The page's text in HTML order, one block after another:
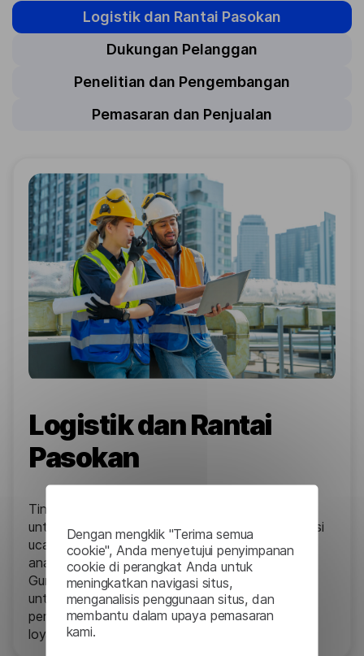
Dengan mengklik "Terima semua
cookie", Anda menyetujui penyimpanan
cookie di perangkat Anda untuk
meningkatkan navigasi situs,
menganalisis penggunaan situs, dan
membantu dalam upaya pemasaran
kami.
Logistik dan Rantai Pasokan
Dukungan Pelanggan
Penelitian dan Pengembangan
Pemasaran dan Penjualan
Logistik dan Rantai
Pasokan
Tingkatkan kualitas layanan dengan chatbot AI
untuk interaksi pelanggan secara instan, transkripsi
ucapan untuk menganalisis log panggilan, dan
analisis sentimen untuk mengukur kepuasan.
Gunakan bantuan penulisan dan generator teks
untuk menyusun respons yang profesional dan
personal yang meningkatkan pengalaman dan
loyalitas pelanggan.